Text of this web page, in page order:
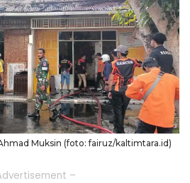
Muksin (foto: fairuz/kaltimtara.id)
–